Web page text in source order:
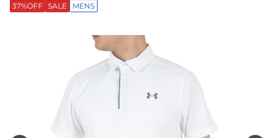
37%OFF SALE MENS